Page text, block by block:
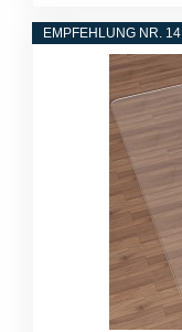
EMPFEHLUNG NR. 14